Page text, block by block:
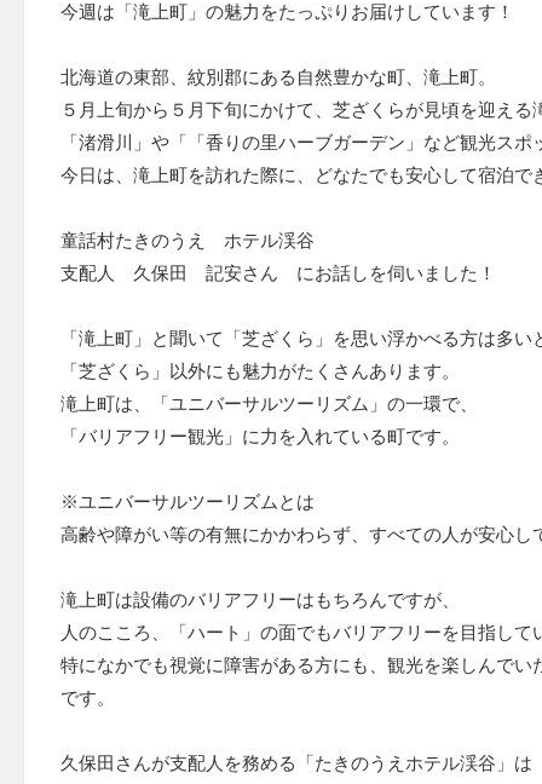
今週は「滝上町」の魅力をたっぷりお届けしています！
北海道の東部、紋別郡にある自然豊かな町、滝上町。
５月上旬から５月下旬にかけて、芝ざくらが見頃を迎える
「渚滑川」や「「香りの里ハーブガーデン」など観光スポ
今日は、滝上町を訪れた際に、どなたでも安心して宿泊で
童話村たきのうえ ホテル渓谷
支配人 久保田 記安さん にお話しを伺いました！
「滝上町」と聞いて「芝ざくら」を思い浮かべる方は多い
「芝ざくら」以外にも魅力がたくさんあります。
滝上町は、「ユニバーサルツーリズム」の一環で、
「バリアフリー観光」に力を入れている町です。
※ユニバーサルツーリズムとは
高齢や障がい等の有無にかかわらず、すべての人が安心し
滝上町は設備のバリアフリーはもちろんですが、
人のこころ、「ハート」の面でもバリアフリーを目指して
特になかでも視覚に障害がある方にも、観光を楽しんで
です。
久保田さんが支配人を務める「たきのうえホテル渓谷」は